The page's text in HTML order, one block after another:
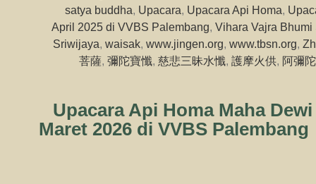
satya buddha, Upacara, Upacara Api Homa,
April 2025 di VVBS Palembang, Vihara Vajra
Sriwijaya, waisak, www.jingen.org, www.tbsn.org,
菩薩, 彌陀寶懺, 慈悲三昧水懺, 護摩火供, 阿彌
Upacara Api Homa Maha
Maret 2026 di VVBS Palembang